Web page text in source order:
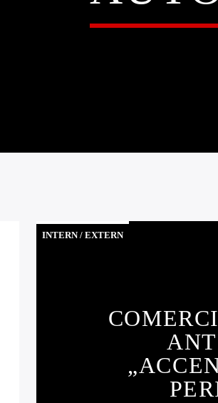
INTERN / EXTERN